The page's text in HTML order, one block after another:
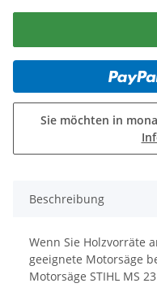
Sie möchten in
Beschreibung
Wenn Sie Holzvorräte
geeignete Motorsäge
Motorsäge STIHL MS